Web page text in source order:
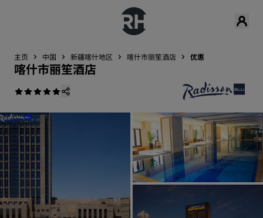
主页 中国 新疆喀什地区 喀什市丽笙酒店 优惠
喀什市丽笙酒店